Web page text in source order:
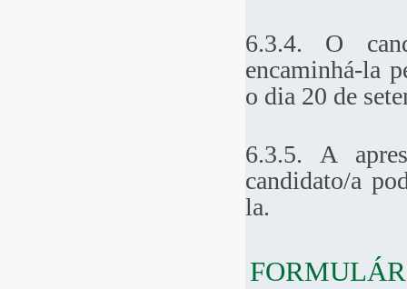
6.3.4. O
encaminhá-la
o dia 20 de
6.3.5. A
candidato/a
la.